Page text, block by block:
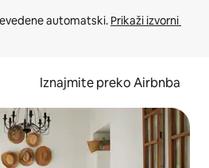
automatski. Prikaži izvorni
Iznajmite preko Airbnba